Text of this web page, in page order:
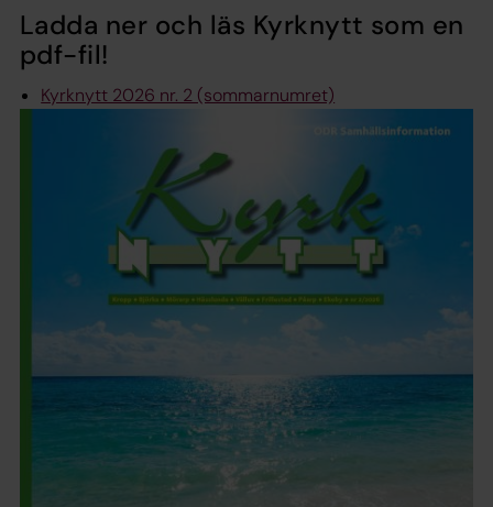
Ladda ner och läs Kyrknytt som en
pdf-fil!
Kyrknytt 2026 nr. 2 (sommarnumret)